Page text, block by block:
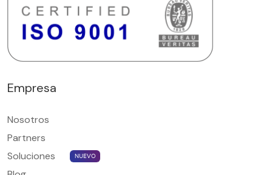
Empresa
Nosotros
Partners
Soluciones
NUEVO